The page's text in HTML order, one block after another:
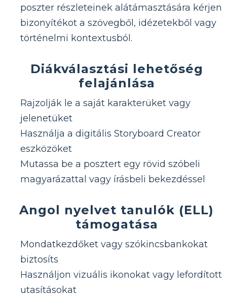
poszter részleteinek alátámasztására kérjen
bizonyítékot a szövegből, idézetekből vagy
történelmi kontextusból.
Diákválasztási lehetőség
felajánlása
Rajzolják le a saját karakterüket vagy
jelenetüket
Használja a digitális Storyboard Creator
eszközöket
Mutassa be a posztert egy rövid szóbeli
magyarázattal vagy írásbeli bekezdéssel
Angol nyelvet tanulók (ELL)
támogatása
Mondatkezdőket vagy szókincsbankokat
biztosíts
Használjon vizuális ikonokat vagy lefordított
utasításokat